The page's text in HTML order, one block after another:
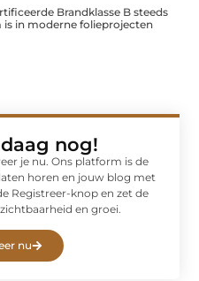
Brandklasse B steeds
is in moderne folieprojecten
nog!
je nu. Ons platform is de
horen en jouw blog met
Registreer-knop en zet de
en groei.
nu